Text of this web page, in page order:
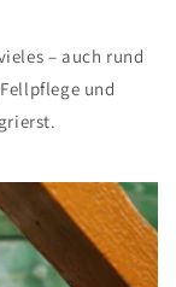
– auch rund
und